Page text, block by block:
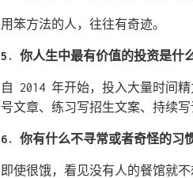
用笨方法的人，往往有奇迹。
5. 你人生中最有价值的投资是什么
自 2014 年开始，投入大量时间
号文章、练习写招生文案、持续
6. 你有什么不寻常或者奇怪的习
即使很饿，看见没有人的餐馆就